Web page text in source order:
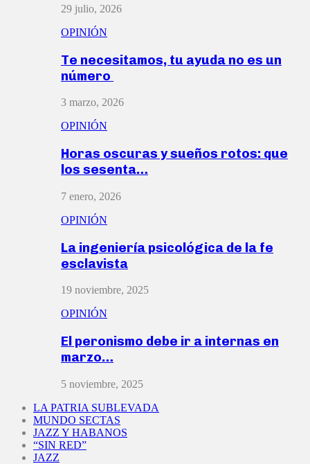
29 julio, 2026
OPINIÓN
Te necesitamos, tu ayuda no es un
número
3 marzo, 2026
OPINIÓN
Horas oscuras y sueños rotos: que
los sesenta…
7 enero, 2026
OPINIÓN
La ingeniería psicológica de la fe
esclavista
19 noviembre, 2025
OPINIÓN
El peronismo debe ir a internas en
marzo…
5 noviembre, 2025
LA PATRIA SUBLEVADA
MUNDO SECTAS
JAZZ Y HABANOS
“SIN RED”
JAZZ